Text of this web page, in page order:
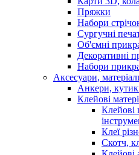
Пряжки
Набори
Сургучні
Об'ємні
Декоративні
Набори
Аксесуари,
Анкери,
Клейові
Клейові
Клеї
Скотч,